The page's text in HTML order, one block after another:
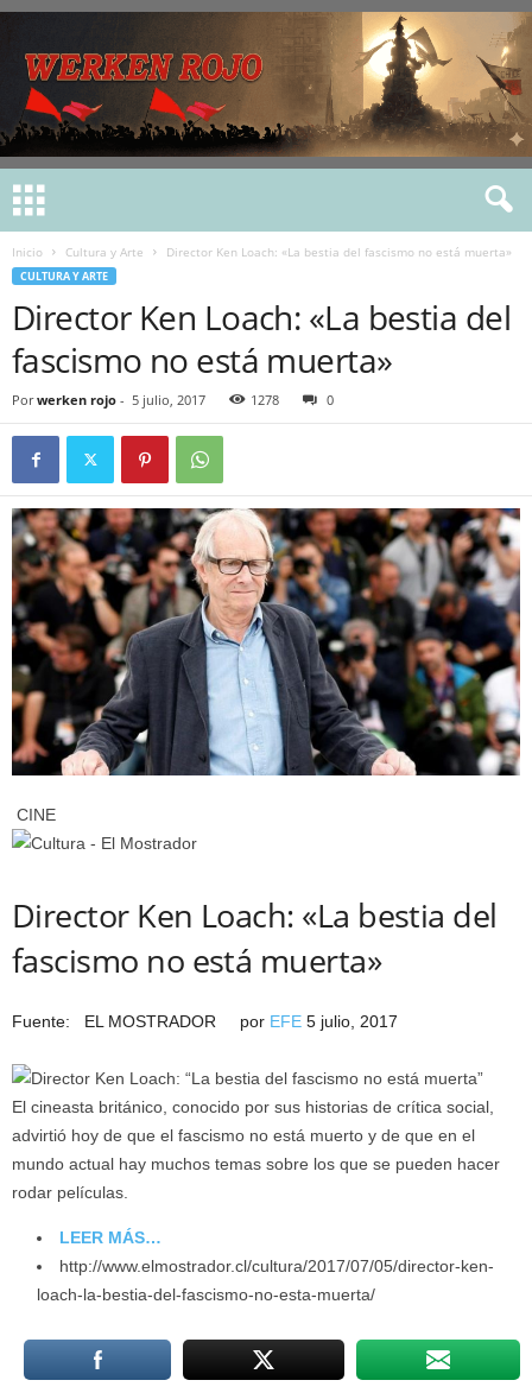
Inicio Cultura y Arte Director Ken Loach: «La bestia del fascismo no está muerta»
CULTURA Y ARTE
Director Ken Loach: «La bestia del
fascismo no está muerta»
Por werken rojo - 5 julio, 2017 1278 0
CINE
Director Ken Loach: «La bestia del
fascismo no está muerta»
Fuente: EL MOSTRADOR por EFE 5 julio, 2017
El cineasta británico, conocido por sus historias de crítica social,
advirtió hoy de que el fascismo no está muerto y de que en el
mundo actual hay muchos temas sobre los que se pueden hacer
rodar películas.
LEER MÁS…
http://www.elmostrador.cl/cultura/2017/07/05/director-ken-
loach-la-bestia-del-fascismo-no-esta-muerta/